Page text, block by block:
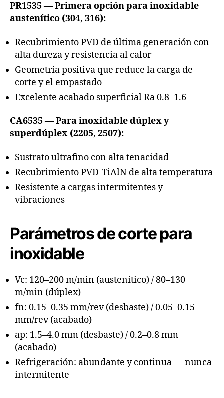
PR1535 — Primera opción para inoxidable
austenítico (304, 316):
Recubrimiento PVD de última generación con
alta dureza y resistencia al calor
Geometría positiva que reduce la carga de
corte y el empastado
Excelente acabado superficial Ra 0.8–1.6
CA6535 — Para inoxidable dúplex y
superdúplex (2205, 2507):
Sustrato ultrafino con alta tenacidad
Recubrimiento PVD-TiAlN de alta temperatura
Resistente a cargas intermitentes y
vibraciones
Parámetros de corte para
inoxidable
Vc: 120–200 m/min (austenítico) / 80–130
m/min (dúplex)
fn: 0.15–0.35 mm/rev (desbaste) / 0.05–0.15
mm/rev (acabado)
ap: 1.5–4.0 mm (desbaste) / 0.2–0.8 mm
(acabado)
Refrigeración: abundante y continua — nunca
intermitente